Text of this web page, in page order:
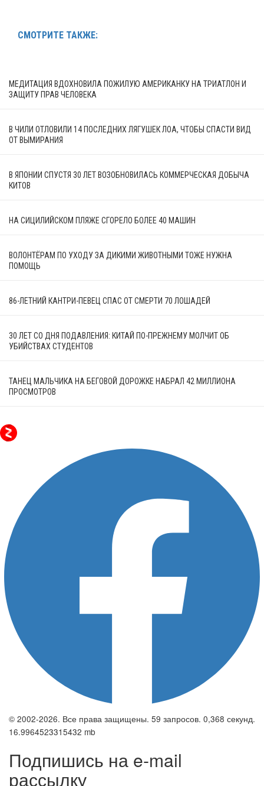
СМОТРИТЕ ТАКЖЕ:
МЕДИТАЦИЯ ВДОХНОВИЛА ПОЖИЛУЮ АМЕРИКАНКУ НА ТРИАТЛОН И
ЗАЩИТУ ПРАВ ЧЕЛОВЕКА
В ЧИЛИ ОТЛОВИЛИ 14 ПОСЛЕДНИХ ЛЯГУШЕК ЛОА, ЧТОБЫ СПАСТИ ВИД
ОТ ВЫМИРАНИЯ
В ЯПОНИИ СПУСТЯ 30 ЛЕТ ВОЗОБНОВИЛАСЬ КОММЕРЧЕСКАЯ ДОБЫЧА
КИТОВ
НА СИЦИЛИЙСКОМ ПЛЯЖЕ СГОРЕЛО БОЛЕЕ 40 МАШИН
ВОЛОНТЁРАМ ПО УХОДУ ЗА ДИКИМИ ЖИВОТНЫМИ ТОЖЕ НУЖНА
ПОМОЩЬ
86-ЛЕТНИЙ КАНТРИ-ПЕВЕЦ СПАС ОТ СМЕРТИ 70 ЛОШАДЕЙ
30 ЛЕТ СО ДНЯ ПОДАВЛЕНИЯ: КИТАЙ ПО-ПРЕЖНЕМУ МОЛЧИТ ОБ
УБИЙСТВАХ СТУДЕНТОВ
ТАНЕЦ МАЛЬЧИКА НА БЕГОВОЙ ДОРОЖКЕ НАБРАЛ 42 МИЛЛИОНА
ПРОСМОТРОВ
© 2002-2026. Все права защищены. 59 запросов. 0,368 секунд.
16.9964523315432 mb
Подпишись на e-mail
рассылку